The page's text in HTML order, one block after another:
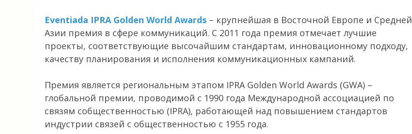
Eventiada IPRA Golden World Awards – крупнейшая в Восточной Европе и Средней
Азии премия в сфере коммуникаций. С 2011 года премия отмечает лучшие
проекты, соответствующие высочайшим стандартам, инновационному подходу,
качеству планирования и исполнения коммуникационных кампаний.
Премия является региональным этапом IPRA Golden World Awards (GWA) –
глобальной премии, проводимой с 1990 года Международной ассоциацией по
связям собщественностью (IPRA), работающей над повышением стандартов
индустрии связей с общественностью с 1955 года.